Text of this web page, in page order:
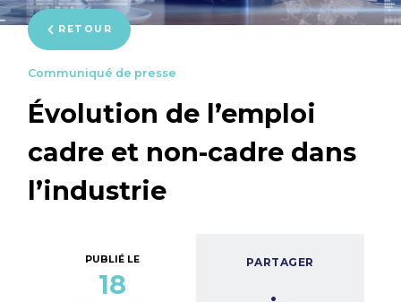
RETOUR
Communiqué de presse
Évolution de l’emploi
cadre et non-cadre dans
l’industrie
PUBLIÉ LE
18
PARTAGER